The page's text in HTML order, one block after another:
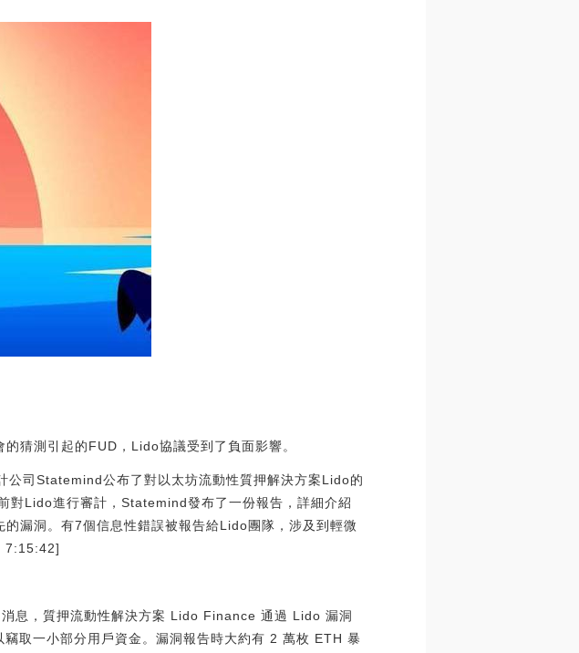
猜測引起的FUD，Lido協議受到了負面影響。
司Statemind公布了對以太坊流動性質押解決方案Lido的
Lido進行審計，Statemind發布了一份報告，詳細介紹
漏洞。有7個信息性錯誤被報告給Lido團隊，涉及到輕微
7:15:42]
息，質押流動性解決方案 Lido Finance 通過 Lido 漏洞
取一小部分用戶資金。漏洞報告時大約有 2 萬枚 ETH 暴